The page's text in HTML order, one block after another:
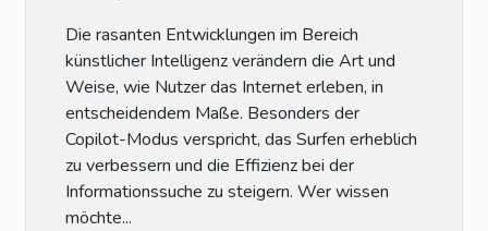
Die rasanten Entwicklungen im Bereich
künstlicher Intelligenz verändern die Art und
Weise, wie Nutzer das Internet erleben, in
entscheidendem Maße. Besonders der
Copilot-Modus verspricht, das Surfen erheblich
zu verbessern und die Effizienz bei der
Informationssuche zu steigern. Wer wissen
möchte...